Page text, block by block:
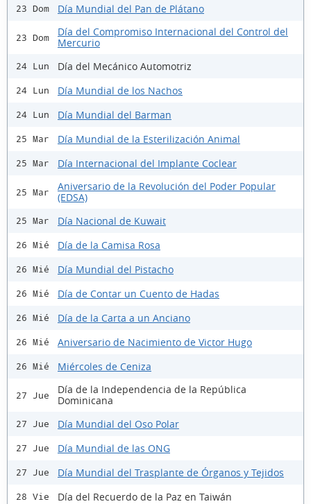
23 Dom Día Mundial del Pan de Plátano
23 Dom
Día del Compromiso Internacional del Control del
Mercurio
24 Lun Día del Mecánico Automotriz
24 Lun Día Mundial de los Nachos
24 Lun Día Mundial del Barman
25 Mar Día Mundial de la Esterilización Animal
25 Mar Día Internacional del Implante Coclear
25 Mar
Aniversario de la Revolución del Poder Popular
(EDSA)
25 Mar Día Nacional de Kuwait
26 Mié Día de la Camisa Rosa
26 Mié Día Mundial del Pistacho
26 Mié Día de Contar un Cuento de Hadas
26 Mié Día de la Carta a un Anciano
26 Mié Aniversario de Nacimiento de Victor Hugo
26 Mié Miércoles de Ceniza
27 Jue
Día de la Independencia de la República
Dominicana
27 Jue Día Mundial del Oso Polar
27 Jue Día Mundial de las ONG
27 Jue Día Mundial del Trasplante de Órganos y Tejidos
28 Vie Día del Recuerdo de la Paz en Taiwán